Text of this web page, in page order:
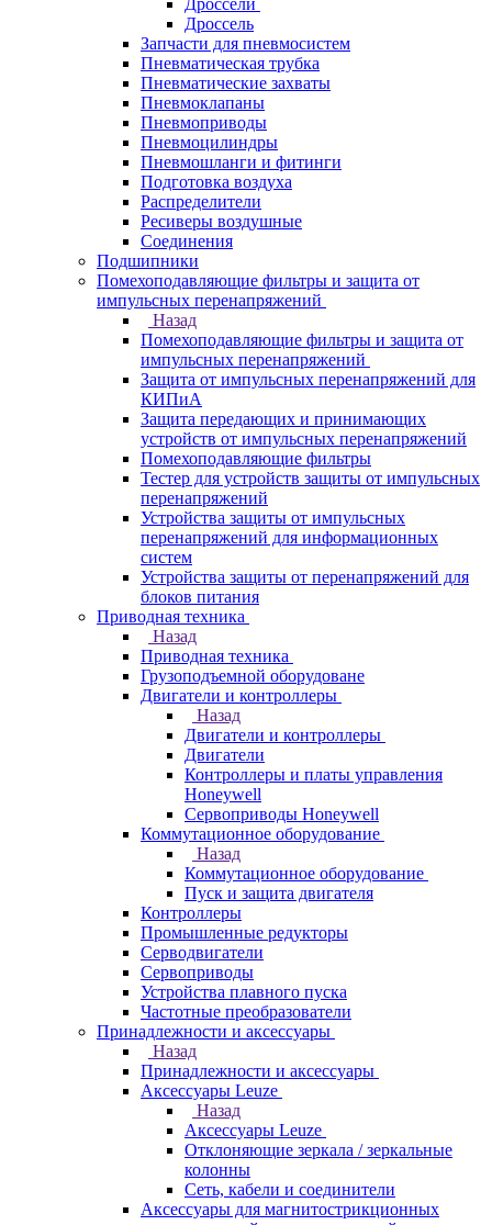
Дроссели
Дроссель
Запчасти для пневмосистем
Пневматическая трубка
Пневматические захваты
Пневмоклапаны
Пневмоприводы
Пневмоцилиндры
Пневмошланги и фитинги
Подготовка воздуха
Распределители
Ресиверы воздушные
Соединения
Подшипники
Помехоподавляющие фильтры и защита от
импульсных перенапряжений
Назад
Помехоподавляющие фильтры и защита от
импульсных перенапряжений
Защита от импульсных перенапряжений для
КИПиА
Защита передающих и принимающих
устройств от импульсных перенапряжений
Помехоподавляющие фильтры
Тестер для устройств защиты от импульсных
перенапряжений
Устройства защиты от импульсных
перенапряжений для информационных
систем
Устройства защиты от перенапряжений для
блоков питания
Приводная техника
Назад
Приводная техника
Грузоподъемной оборудоване
Двигатели и контроллеры
Назад
Двигатели и контроллеры
Двигатели
Контроллеры и платы управления
Honeywell
Сервоприводы Honeywell
Коммутационное оборудование
Назад
Коммутационное оборудование
Пуск и защита двигателя
Контроллеры
Промышленные редукторы
Серводвигатели
Сервоприводы
Устройства плавного пуска
Частотные преобразователи
Принадлежности и аксессуары
Назад
Принадлежности и аксессуары
Аксессуары Leuze
Назад
Аксессуары Leuze
Отклоняющие зеркала / зеркальные
колонны
Сеть, кабели и соединители
Аксессуары для магнитострикционных